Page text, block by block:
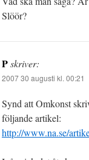
Slöör?
Pskriver:
2007 30 augusti kl. 00:21
Synd att Omkonst
följande artikel:
http://www.na.se/